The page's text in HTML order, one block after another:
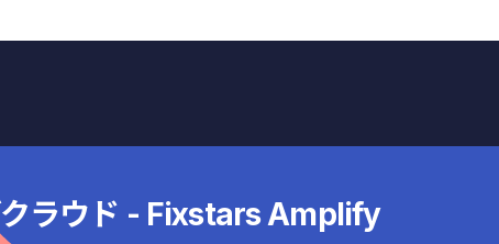
ラウド - Fixstars Amplify